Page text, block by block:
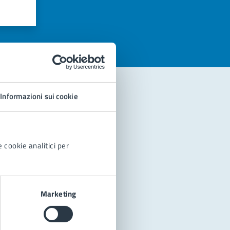
Informazioni sui cookie
cookie analitici per
Marketing